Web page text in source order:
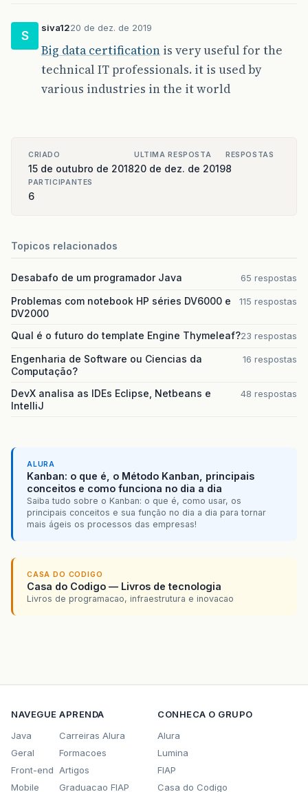
S
siva1220 de dez. de 2019
Big data certification is very useful for the
technical IT professionals. it is used by
various industries in the it world
CRIADO
15 de outubro de 2018
ULTIMA RESPOSTA
20 de dez. de 2019
RESPOSTAS
8
PARTICIPANTES
6
Topicos relacionados
Desabafo de um programador Java 65 respostas
Problemas com notebook HP séries DV6000 e
DV2000
115 respostas
Qual é o futuro do template Engine Thymeleaf?23 respostas
Engenharia de Software ou Ciencias da
Computação?
16 respostas
DevX analisa as IDEs Eclipse, Netbeans e
IntelliJ
48 respostas
ALURA
Kanban: o que é, o Método Kanban, principais
conceitos e como funciona no dia a dia
Saiba tudo sobre o Kanban: o que é, como usar, os
principais conceitos e sua função no dia a dia para tornar
mais ágeis os processos das empresas!
CASA DO CODIGO
Casa do Codigo — Livros de tecnologia
Livros de programacao, infraestrutura e inovacao
NAVEGUE
Java
Geral
Front-end
Mobile
APRENDA
Carreiras Alura
Formacoes
Artigos
Graduacao FIAP
CONHECA O GRUPO
Alura
Lumina
FIAP
Casa do Codigo